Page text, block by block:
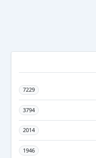
7229
3794
2014
1946